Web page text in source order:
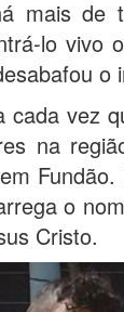
mais de
lo vivo
o
vez
na
o
Cristo.